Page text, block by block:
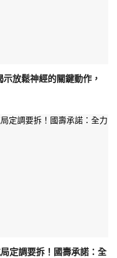
放鬆神經的關鍵動作，
定調要拆！國壽承諾：全